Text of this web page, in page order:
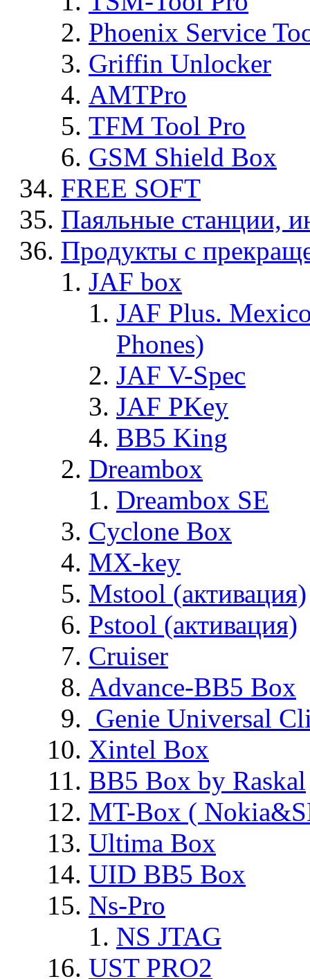
Phoenix Service
Griffin Unlocker
AMTPro
TFM Tool Pro
GSM Shield Box
FREE SOFT
Паяльные станции,
Продукты с
JAF box
JAF Plus.
Phones)
JAF V-Spec
JAF PKey
BB5 King
Dreambox
Dreambox SE
Cyclone Box
MX-key
Mstool (активация)
Pstool (активация)
Cruiser
Advance-BB5 Box
Genie Universal
Xintel Box
BB5 Box by Raskal
MT-Box (
Ultima Box
UID BB5 Box
Ns-Pro
NS JTAG
UST PRO2